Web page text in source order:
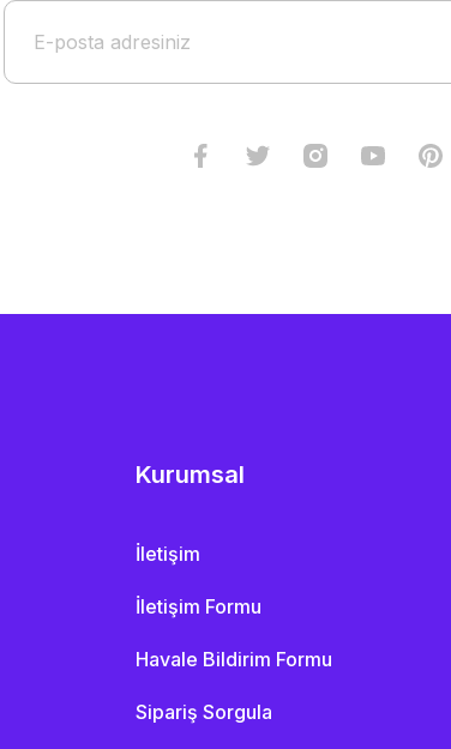
Kurumsal
İletişim
İletişim Formu
Havale Bildirim Formu
Sipariş Sorgula